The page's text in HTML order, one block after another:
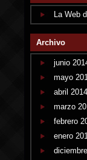
La Web
Archivo
junio
mayo
abril 2014
marzo
febrero
enero